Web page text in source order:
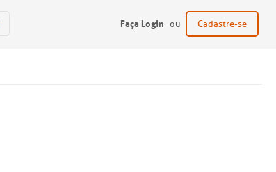
Faça Login ou Cadastre-se